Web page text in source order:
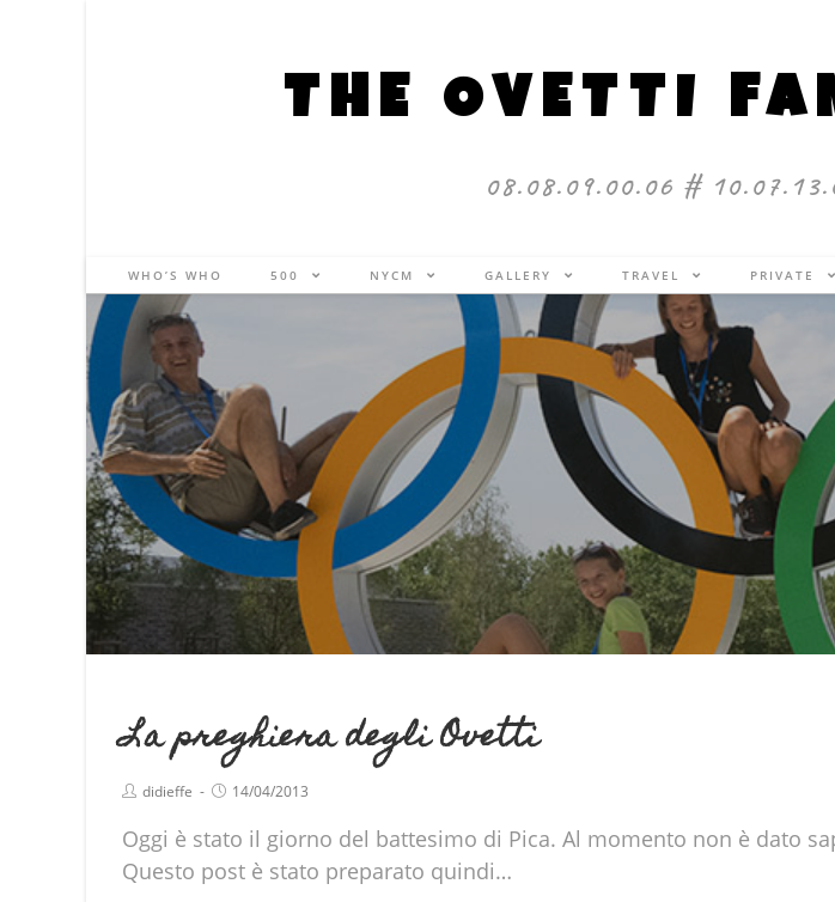
THE OVETTI
08.08.09.00.06 #
WHO’S WHO 500 NYCM GALLERY TRAVEL PRIVATE
La preghiera degli Ovetti
didieffe 14/04/2013
Oggi è stato il giorno del battesimo di Pica. Al momento non è dato
Questo post è stato preparato quindi…